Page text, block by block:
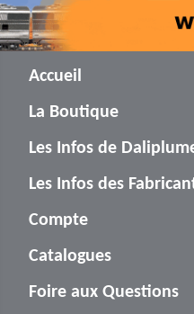
Accueil
La Boutique
Les Infos de
Les Infos des
Compte
Catalogues
Foire aux Questions